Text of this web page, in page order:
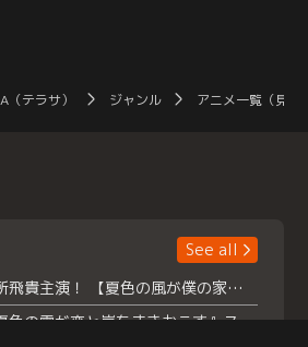
テラサ） ジャンル アニメ一覧（見放
See all
浮所飛貴主演！ 【夏色の風が僕の家にやってきた】 本日よりテラサで独占配信スタート！
『夏色の雲が恋と嵐をまきおこす』スペシャルメイキング 【Part1】2026年７月18日（土）23時30分～配信スタート！話題のシーンの裏側を大公開！豪華キャスト大集合！ 『武宮家 真夏の家族会議』開催！